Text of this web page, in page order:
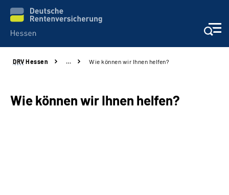
Online-Services
Beratung und Kontakt
DRV Hessen … Wie können wir Ihnen helfen?
Wie können wir Ihnen helfen?